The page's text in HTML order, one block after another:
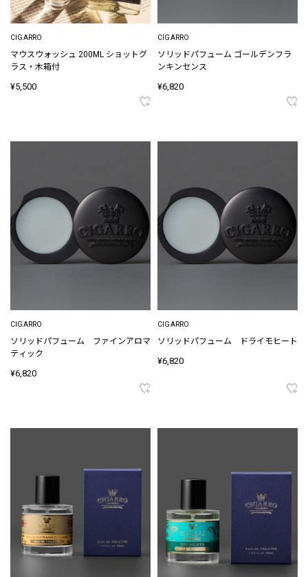
CIGARRO
マウスウォッシュ 200ML ショットグ
ラス・木箱付
¥5,500
CIGARRO
ソリッドパフューム ゴールデンフラ
ンキンセンス
¥6,820
CIGARRO
ソリッドパフューム ファインアロマ
ティック
¥6,820
CIGARRO
ソリッドパフューム ドライモヒート
¥6,820